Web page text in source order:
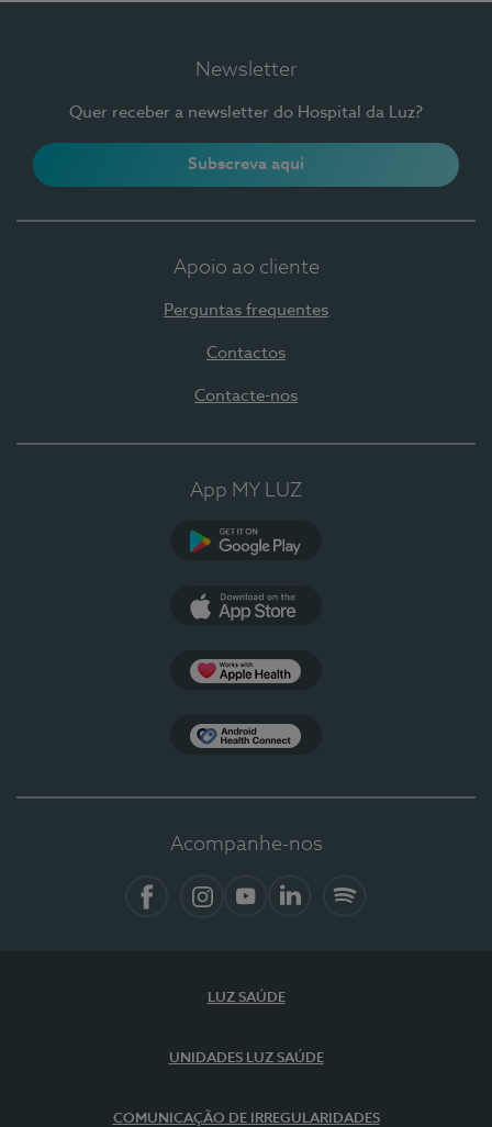
Newsletter
Quer receber a newsletter do Hospital da Luz?
Subscreva aqui
Apoio ao cliente
Perguntas frequentes
Contactos
Contacte-nos
App MY LUZ
Acompanhe-nos
LUZ SAÚDE
UNIDADES LUZ SAÚDE
COMUNICAÇÃO DE IRREGULARIDADES